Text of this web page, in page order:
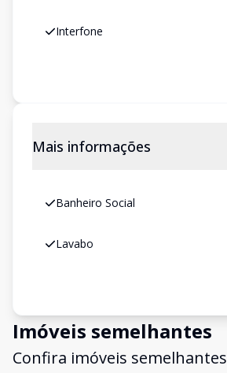
Interfone
Mais informações
Banheiro Social
Lavabo
Imóveis semelhantes
Confira imóveis semelhantes